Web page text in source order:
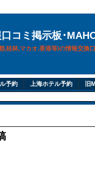
コミ掲示板･
,桂林,マカオ,香港等)の情報交換
予約 上海ホテル予約 旧